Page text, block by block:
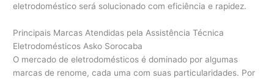
eletrodoméstico será solucionado com eficiência e rapidez.
Principais Marcas Atendidas pela Assistência Técnica
Eletrodomésticos Asko Sorocaba
O mercado de eletrodomésticos é dominado por algumas
marcas de renome, cada uma com suas particularidades. Por